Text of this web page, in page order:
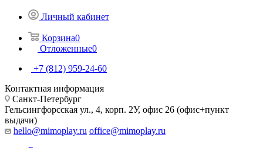
Личный кабинет
Корзина0
Отложенные0
+7 (812) 959-24-60
Контактная информация
Санкт-Петербург
Гельсингфорсская ул., 4, корп. 2У, офис 26 (офис+пункт
выдачи)
hello@mimoplay.ru office@mimoplay.ru